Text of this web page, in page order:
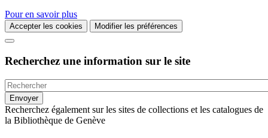
Pour en savoir plus
Accepter les cookies Modifier les préférences
Recherchez une information sur le site
Recherchez également sur les sites de collections et les catalogues de
la Bibliothèque de Genève